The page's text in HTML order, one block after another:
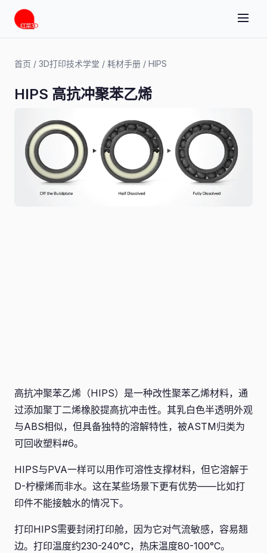
首页 / 3D打印技术学堂 / 耗材手册 / HIPS
HIPS 高抗冲聚苯乙烯
高抗冲聚苯乙烯（HIPS）是一种改性聚苯乙烯材料，通
过添加聚丁二烯橡胶提高抗冲击性。其乳白色半透明外观
与ABS相似，但具备独特的溶解特性，被ASTM归类为
可回收塑料#6。
HIPS与PVA一样可以用作可溶性支撑材料，但它溶解于
D-柠檬烯而非水。这在某些场景下更有优势——比如打
印件不能接触水的情况下。
打印HIPS需要封闭打印舱，因为它对气流敏感，容易翘
边。打印温度约230-240°C，热床温度80-100°C。